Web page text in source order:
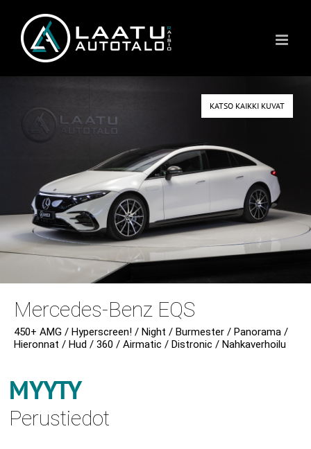
content
KATSO KAIKKI KUVAT
Mercedes-Benz EQS
450+ AMG / Hyperscreen! / Night / Burmester / Panorama /
Hieronnat / Hud / 360 / Airmatic / Distronic / Nahkaverhoilu
MYYTY
Perustiedot